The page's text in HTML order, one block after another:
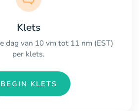
Klets
dag van 10 vm tot 11 nm (EST)
per klets.
BEGIN KLETS